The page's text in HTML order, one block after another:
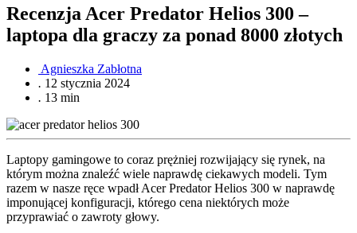
Recenzja Acer Predator Helios 300 –
laptopa dla graczy za ponad 8000 złotych
Agnieszka Zabłotna
. 12 stycznia 2024
. 13 min
Laptopy gamingowe to coraz prężniej rozwijający się rynek, na
którym można znaleźć wiele naprawdę ciekawych modeli. Tym
razem w nasze ręce wpadł Acer Predator Helios 300 w naprawdę
imponującej konfiguracji, którego cena niektórych może
przyprawiać o zawroty głowy.